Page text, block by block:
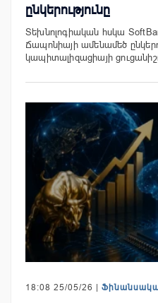
ընկերությունը
Տեխնոլոգիական հսկա
Ճապոնիայի ամենամեծ
կապիտալիզացիայի
18:08 25/05/26 |